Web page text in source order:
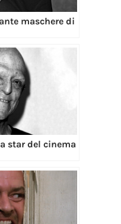
maschere di
star del cinema